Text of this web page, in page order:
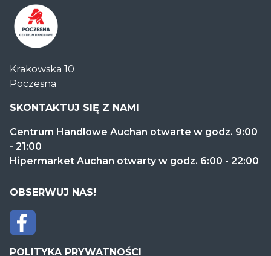
Handlowe
Auchan
Częstochowa
Krakowska 10
Poczesna
SKONTAKTUJ SIĘ Z NAMI
Centrum Handlowe Auchan otwarte w godz. 9:00
- 21:00
Hipermarket Auchan otwarty w godz. 6:00 - 22:00
OBSERWUJ NAS!
POLITYKA PRYWATNOŚCI